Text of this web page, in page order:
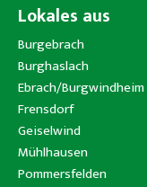
Lokales aus
Burgebrach
Burghaslach
Ebrach/Burgwindheim
Frensdorf
Geiselwind
Mühlhausen
Pommersfelden